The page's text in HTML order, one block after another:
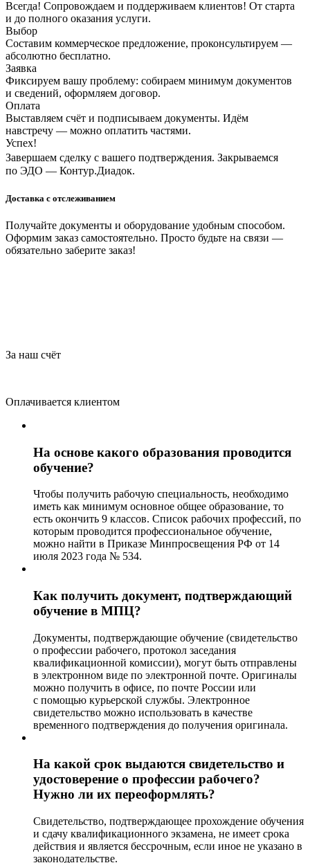
Всегда! Сопровождаем и поддерживаем клиентов! От старта
и до полного оказания услуги.
Выбор
Составим коммерческое предложение, проконсультируем —
абсолютно бесплатно.
Заявка
Фиксируем вашу проблему: собираем минимум документов
и сведений, оформляем договор.
Оплата
Выставляем счёт и подписываем документы. Идём
навстречу — можно оплатить частями.
Успех!
Завершаем сделку с вашего подтверждения. Закрываемся
по ЭДО — Контур.Диадок.
Доставка с отслеживанием
Получайте документы и оборудование удобным способом.
Оформим заказ самостоятельно. Просто будьте на связи —
обязательно заберите заказ!
За наш счёт
Оплачивается клиентом
На основе какого образования проводится
обучение?
Чтобы получить рабочую специальность, необходимо
иметь как минимум основное общее образование, то
есть окончить 9 классов. Список рабочих профессий, по
которым проводится профессиональное обучение,
можно найти в Приказе Минпросвещения РФ от 14
июля 2023 года № 534.
Как получить документ, подтверждающий
обучение в МПЦ?
Документы, подтверждающие обучение (свидетельство
о профессии рабочего, протокол заседания
квалификационной комиссии), могут быть отправлены
в электронном виде по электронной почте. Оригиналы
можно получить в офисе, по почте России или
с помощью курьерской службы. Электронное
свидетельство можно использовать в качестве
временного подтверждения до получения оригинала.
На какой срок выдаются свидетельство и
удостоверение о профессии рабочего?
Нужно ли их переоформлять?
Свидетельство, подтверждающее прохождение обучения
и сдачу квалификационного экзамена, не имеет срока
действия и является бессрочным, если иное не указано в
законодательстве.